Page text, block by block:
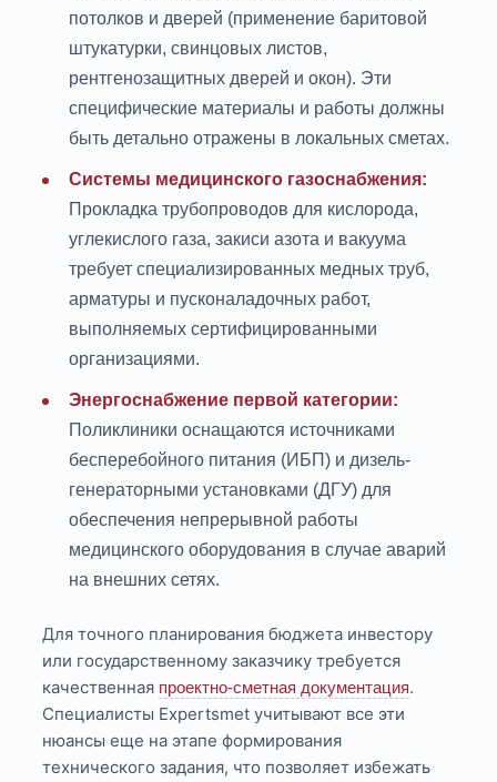
потолков и дверей (применение баритовой
штукатурки, свинцовых листов,
рентгенозащитных дверей и окон). Эти
специфические материалы и работы должны
быть детально отражены в локальных сметах.
Системы медицинского газоснабжения:
Прокладка трубопроводов для кислорода,
углекислого газа, закиси азота и вакуума
требует специализированных медных труб,
арматуры и пусконаладочных работ,
выполняемых сертифицированными
организациями.
Энергоснабжение первой категории:
Поликлиники оснащаются источниками
бесперебойного питания (ИБП) и дизель-
генераторными установками (ДГУ) для
обеспечения непрерывной работы
медицинского оборудования в случае аварий
на внешних сетях.
Для точного планирования бюджета инвестору
или государственному заказчику требуется
качественная проектно-сметная документация.
Специалисты Expertsmet учитывают все эти
нюансы еще на этапе формирования
технического задания, что позволяет избежать